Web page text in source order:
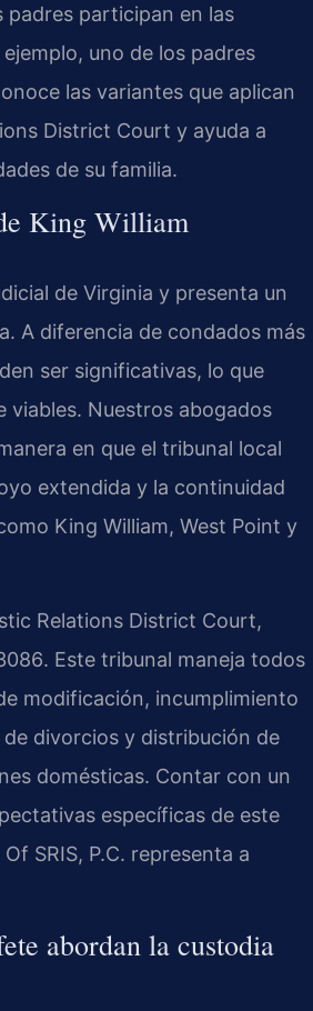
padres participan en las
uno de los padres
las variantes que aplican
District Court y ayuda a
de su familia.
King William
de Virginia y presenta un
A diferencia de condados más
ser significativas, lo que
viables. Nuestros abogados
en que el tribunal local
extendida y la continuidad
King William, West Point y
Relations District Court,
. Este tribunal maneja todos
modificación, incumplimiento
divorcios y distribución de
domésticas. Contar con un
específicas de este
SRIS, P.C. representa a
abordan la custodia